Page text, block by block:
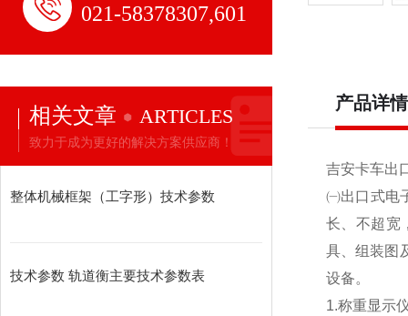
021-58378307,601
相关文章 ARTICLES
致力于成为更好的解决方案供应商！
整体机械框架（工字形）技术参数
技术参数 轨道衡主要技术参数表
产品详情
吉安卡车出
㈠出口式电
长、不超宽
具、组装图
设备。
1.称重显示